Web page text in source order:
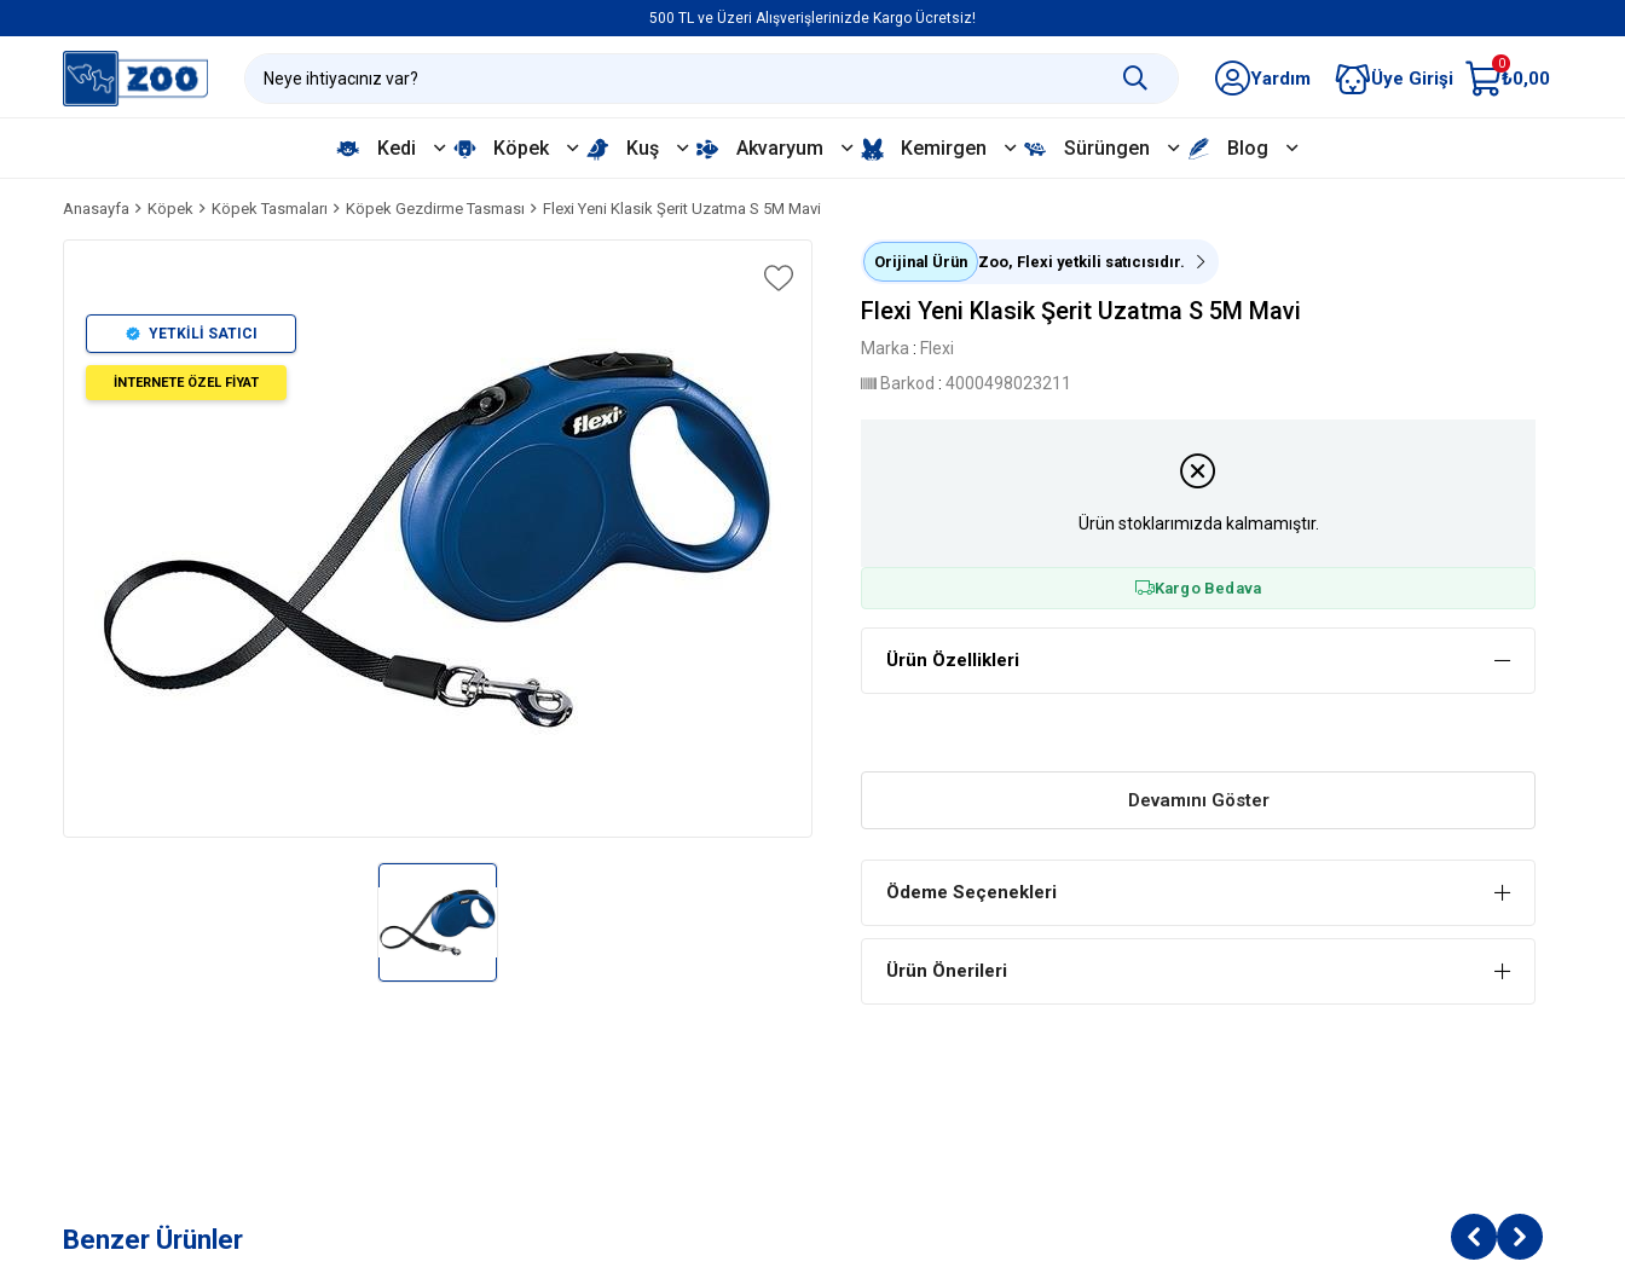
500 TL ve Üzeri Alışverişlerinizde Kargo Ücretsiz!
Yardım Üye Girişi
0
₺0,00
Kedi Köpek Kuş Akvaryum Kemirgen Sürüngen Blog
Anasayfa Köpek Köpek Tasmaları Köpek Gezdirme Tasması Flexi Yeni Klasik Şerit Uzatma S 5M Mavi
YETKİLİ SATICI
İNTERNETE ÖZEL FİYAT
Orijinal Ürün Zoo, Flexi yetkili satıcısıdır.
Flexi Yeni Klasik Şerit Uzatma S 5M Mavi
Marka : Flexi
Barkod : 4000498023211
Ürün stoklarımızda kalmamıştır.
Kargo Bedava
Ürün Özellikleri
Devamını Göster
Ödeme Seçenekleri
Ürün Önerileri
Benzer Ürünler